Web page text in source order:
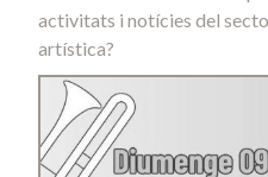
activitats i notícies del
artística?